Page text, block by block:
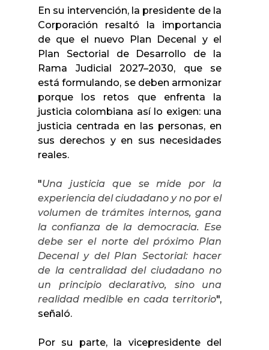
En su intervención, la presidente de la
Corporación resaltó la importancia
de que el nuevo Plan Decenal y el
Plan Sectorial de Desarrollo de la
Rama Judicial 2027–2030, que se
está formulando, se deben armonizar
porque los retos que enfrenta la
justicia colombiana así lo exigen: una
justicia centrada en las personas, en
sus derechos y en sus necesidades
reales.
"Una justicia que se mide por la
experiencia del ciudadano y no por el
volumen de trámites internos, gana
la confianza de la democracia. Ese
debe ser el norte del próximo Plan
Decenal y del Plan Sectorial: hacer
de la centralidad del ciudadano no
un principio declarativo, sino una
realidad medible en cada territorio",
señaló.
Por su parte, la vicepresidente del